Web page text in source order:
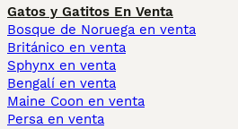
Gatos y Gatitos En Venta
Bosque de Noruega en venta
Británico en venta
Sphynx en venta
Bengalí en venta
Maine Coon en venta
Persa en venta